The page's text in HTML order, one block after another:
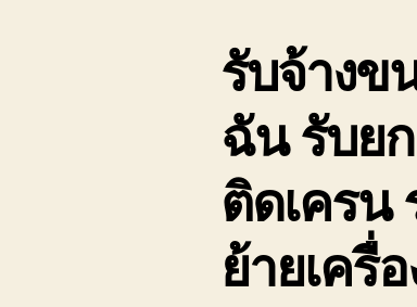
รับจ้างข
ฉัน รับย
ติดเครน
ย้ายเครื่